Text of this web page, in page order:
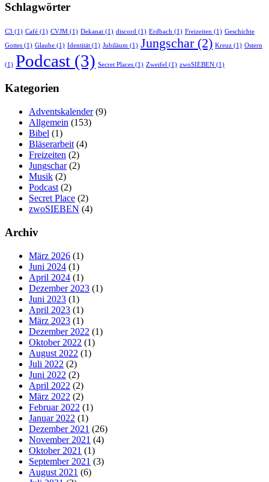
Schlagwörter
C3 (1) Café (1) CVJM (1) Dekanat (1) discord (1) Erdbach (1) Freizeiten (1) Geschichte
Gottes (1) Glaube (1) Identität (1) Jubiläum (1) Jungschar(2) Kreuz (1) Ostern
(1) Podcast (3) Secret Places (1) Zweifel (1) zwoSIEBEN (1)
Kategorien
Adventskalender(9)
Allgemein (153)
Bibel (1)
Bläserarbeit (4)
Freizeiten (2)
Jungschar(2)
Musik (2)
Podcast (2)
Secret Place (2)
zwoSIEBEN (4)
Archiv
März 2026 (1)
Juni 2024 (1)
April 2024 (1)
Dezember 2023 (1)
Juni 2023 (1)
April 2023 (1)
März 2023 (1)
Dezember 2022 (1)
Oktober 2022 (1)
August 2022 (1)
Juli 2022 (2)
Juni 2022 (2)
April 2022 (2)
März 2022 (2)
Februar 2022 (1)
Januar 2022 (1)
Dezember 2021 (26)
November 2021 (4)
Oktober 2021 (1)
September 2021 (3)
August 2021 (6)